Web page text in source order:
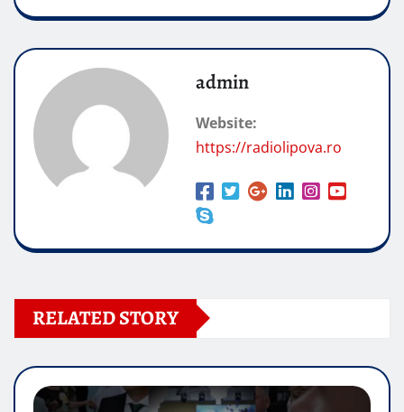
admin
Website:
https://radiolipova.ro
RELATED STORY